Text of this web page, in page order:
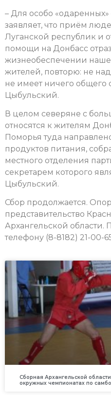
– Для особо «одаренных»
заявляет, что приём
Луганской республик и
помощи на Донбасс
жизнеобеспечении
жителей, повторю: не
не имеет ничего общего
Цыбульский.
В целом северяне с
относятся к жителям
Поморья туда
продуктов питания,
местного отделения
секретарем которого
Цыбульский.
Сбор продолжается.
представительство
Архангельской области.
телефону (8-8182) 21-00-
Сборная Архангельской
окружных чемпионатах по самбо